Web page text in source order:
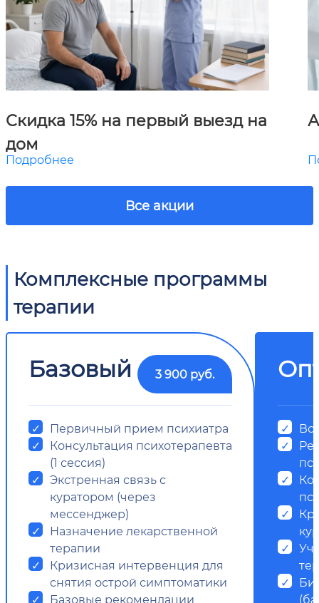
Скидка 15% на первый выезд на
дом
Подробнее
Все акции
Комплексные программы
терапии
Базовый 3 900 руб.
Первичный прием психиатра
Консультация психотерапевта
(1 сессия)
Экстренная связь с
куратором (через
мессенджер)
Назначение лекарственной
терапии
Кризисная интервенция для
снятия острой симптоматики
Базовые рекомендации